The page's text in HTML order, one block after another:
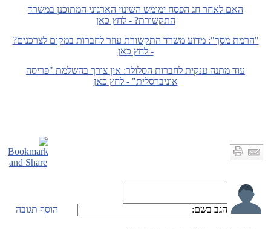
האם לאחר חג הפסח ימומש השינוי הארגוני המתוכנן במשרד
התקשורת? - לחץ כאן
"הרמת מסך": מדוע משרד התקשורת עוזר לחברות במקום לצרכנים?
- לחץ כאן
עוד מתנה ענקית לחברות הסלולר: אין צורך בהשלמת "פריסה
אוניברסלית" - לחץ כאן